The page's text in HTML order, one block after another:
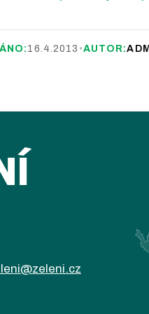
16.4.2013 •AUTOR: